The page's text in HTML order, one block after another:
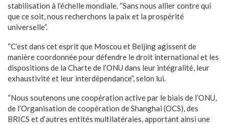
stabilisation à l’échelle mondiale. “Sans nous allier contre qui
que ce soit, nous recherchons la paix et la prospérité
universelle”.
“C’est dans cet esprit que Moscou et Beijing agissent de
manière coordonnée pour défendre le droit international et les
dispositions de la Charte de l’ONU dans leur intégralité, leur
exhaustivité et leur interdépendance”, selon lui.
“Nous soutenons une coopération active par le biais de l’ONU,
de l’Organisation de coopération de Shanghai (OCS), des
BRICS et d’autres entités multilatérales, apportant ainsi une